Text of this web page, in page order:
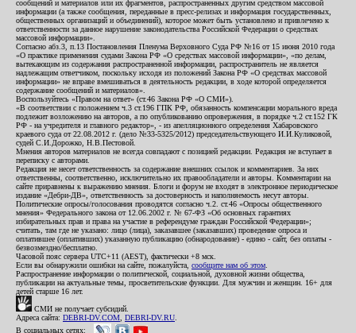
сообщений и материалов или их фрагментов, распространенных другим средством массовой
информации (а также сообщения, переданные в пресс-релизах и информация государственных,
общественных организаций и объединений), которое может быть установлено и привлечено к
ответственности за данное нарушение законодательства Российской Федерации о средствах
массовой информации».
Согласно абз.3, п.13 Постановления Пленума Верховного Суда РФ №16 от 15 июня 2010 года
«О практике применения судами Закона РФ «О средствах массовой информации», «по делам,
вытекающим из содержания распространенной информации, распространитель не является
надлежащим ответчиком, поскольку исходя из положений Закона РФ «О средствах массовой
информации» не вправе вмешиваться в деятельность редакции, в ходе которой определяется
содержание сообщений и материалов».
Воспользуйтесь «Правом на ответ» (ст.46 Закона РФ «О СМИ»).
«В соответствии с положением ч.3 ст.196 ГПК РФ, обязанность компенсации морального вреда
подлежит возложению на авторов, а по опубликованию опровержения, в порядке ч.2 ст.152 ГК
РФ - на учредителя и главного редактор», - из апелляционного определения Хабаровского
краевого суда от 22.08.2012 г. (дело №33-5325/2012) председательствующего И.И.Куликовой,
судей С.И.Дорожко, Н.В.Пестовой.
Мнения авторов материалов не всегда совпадают с позицией редакции. Редакция не вступает в
переписку с авторами.
Редакция не несет ответственность за содержание внешних ссылок и комментариев. За них
ответственны, соответственно, исключительно их правообладатели и авторы. Комментарии на
сайте приравнены к выражению мнения. Блоги и форум не входят в электронное периодическое
издание «Дебри-ДВ», ответственность за достоверность и наполняемость несут авторы.
Политические опросы/голосования проводятся согласно ч.2. ст.46 «Опросы общественного
мнения» Федерального закона от 12.06.2002 г. № 67-ФЗ «Об основных гарантиях
избирательных прав и права на участие в референдуме граждан Российской Федерации»;
считать, там где не указано: лицо (лица), заказавшее (заказавших) проведение опроса и
оплатившее (оплативших) указанную публикацию (обнародование) - едино - сайт, без оплаты -
безвозмездно/бесплатно.
Часовой пояс сервера UTC+11 (AEST), фактически +8 мск.
Если вы обнаружили ошибки на сайте, пожалуйста, сообщите нам об этом
Распространение информации о политической, социальной, духовной жизни общества,
публикации на актуальные темы, просветительские функции. Для мужчин и женщин. 16+ для
детей старше 16 лет.
СМИ не получает субсидий.
Адреса сайта: DEBRI-DV.COM DEBRI-DV.RU
В социальных сетях: